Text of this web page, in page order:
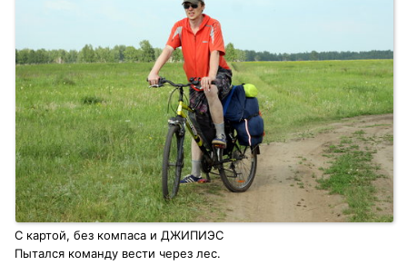
С картой, без компаса и ДЖИПИЭС
Пытался команду вести через лес.